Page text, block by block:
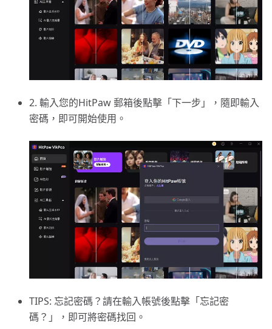
2. 輸入您的HitPaw 郵箱後點擊「下一步」，隨即輸入
密碼，即可開始使用。
TIPS: 忘記密碼？請在輸入帳號後點擊「忘記密
碼？」，即可將密碼找回。